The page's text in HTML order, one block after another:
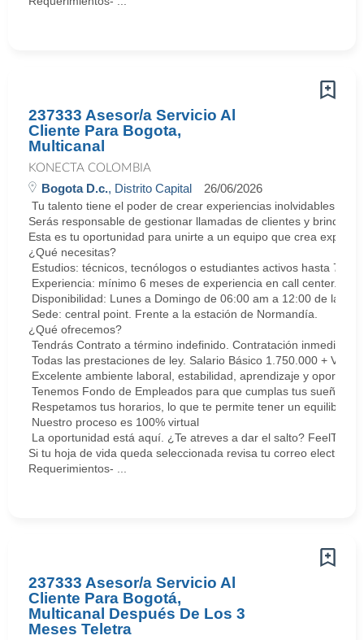
237333 Asesor/a Servicio Al
Cliente Para Bogota,
Multicanal
KONECTA COLOMBIA
Bogota D.c., Distrito Capital 26/06/2026
Tu talento tiene el poder de crear experiencias inolvidables.
Serás responsable de gestionar llamadas de clientes y brindar
Esta es tu oportunidad para unirte a un equipo que crea
¿Qué necesitas?
Estudios: técnicos, tecnólogos o estudiantes activos hasta 7
Experiencia: mínimo 6 meses de experiencia en call center.
Disponibilidad: Lunes a Domingo de 06:00 am a 12:00 de la
Sede: central point. Frente a la estación de Normandía.
¿Qué ofrecemos?
Tendrás Contrato a término indefinido. Contratación inmediata.
Todas las prestaciones de ley. Salario Básico 1.750.000 +
Excelente ambiente laboral, estabilidad, aprendizaje y
Tenemos Fondo de Empleados para que cumplas tus sueños y
Respetamos tus horarios, lo que te permite tener un equilibrio
Nuestro proceso es 100% virtual
La oportunidad está aquí. ¿Te atreves a dar el salto?
Si tu hoja de vida queda seleccionada revisa tu correo
Requerimientos- ...
237333 Asesor/a Servicio Al
Cliente Para Bogotá,
Multicanal Después De Los 3
Meses Teletra